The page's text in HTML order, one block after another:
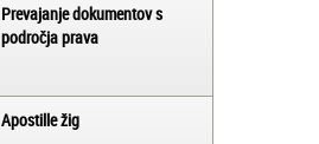
Prevajanje dokumentov s
področja prava
Apostille žig